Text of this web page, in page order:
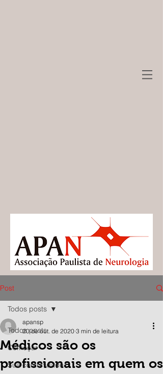
Post
Todos posts
Começar
Sua comunidade
Todos posts
Médicos são os
profissionais em quem os
apansp
20 de out. de 2020 3 min de leitura